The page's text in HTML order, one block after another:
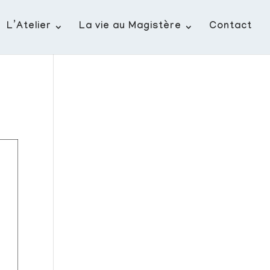
L’Atelier La vie au Magistère Contact